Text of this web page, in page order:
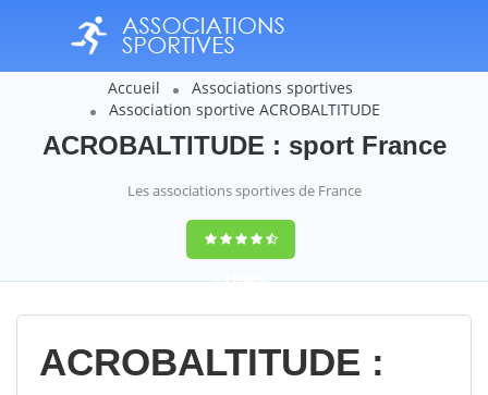
Accueil
Associations sportives
Association sportive ACROBALTITUDE
ACROBALTITUDE : sport France
Les associations sportives de France
9,4(100%)
14358votes
ACROBALTITUDE :